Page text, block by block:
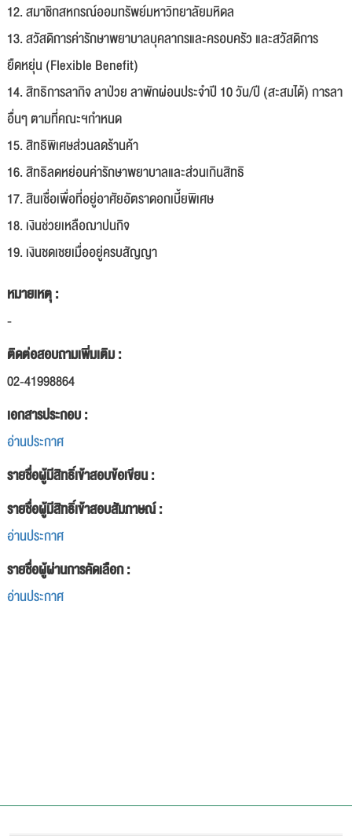
12. สมาชิกสหกรณ์ออมทรัพย์มหาวิทยาลัยมหิดล
13. สวัสดิการค่ารักษาพยาบาลบุคลากรและครอบครัว และสวัสดิการ
ยืดหยุ่น (Flexible Benefit)
14. สิทธิการลากิจ ลาป่วย ลาพักผ่อนประจำปี 10 วัน/ปี (สะสมได้) การลา
อื่นๆ ตามที่คณะฯกำหนด
15. สิทธิพิเศษส่วนลดร้านค้า
16. สิทธิลดหย่อนค่ารักษาพยาบาลและส่วนเกินสิทธิ
17. สินเชื่อเพื่อที่อยู่อาศัยอัตราดอกเบี้ยพิเศษ
18. เงินช่วยเหลือฌาปนกิจ
19. เงินชดเชยเมื่ออยู่ครบสัญญา
หมายเหตุ :
-
ติดต่อสอบถามเพิ่มเติม :
02-41998864
เอกสารประกอบ :
อ่านประกาศ
รายชื่อผู้มีสิทธิ์เข้าสอบข้อเขียน :
รายชื่อผู้มีสิทธิ์เข้าสอบสัมภาษณ์ :
อ่านประกาศ
รายชื่อผู้ผ่านการคัดเลือก :
อ่านประกาศ